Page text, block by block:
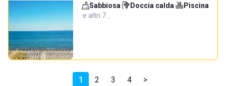
Sabbiosa· Doccia calda·
Piscina
·e altri 7…
1 2 3 4 >